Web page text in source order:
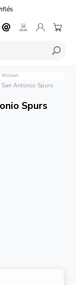
Wilson
San Antonio Spurs
Spurs